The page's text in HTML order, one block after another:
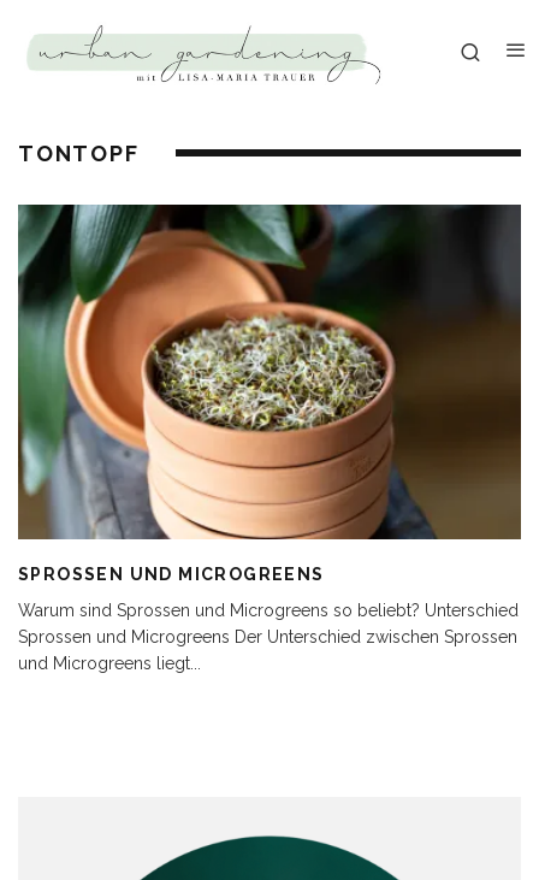
TONTOPF
SPROSSEN UND MICROGREENS
Warum sind Sprossen und Microgreens so beliebt? Unterschied
Sprossen und Microgreens Der Unterschied zwischen Sprossen
und Microgreens liegt